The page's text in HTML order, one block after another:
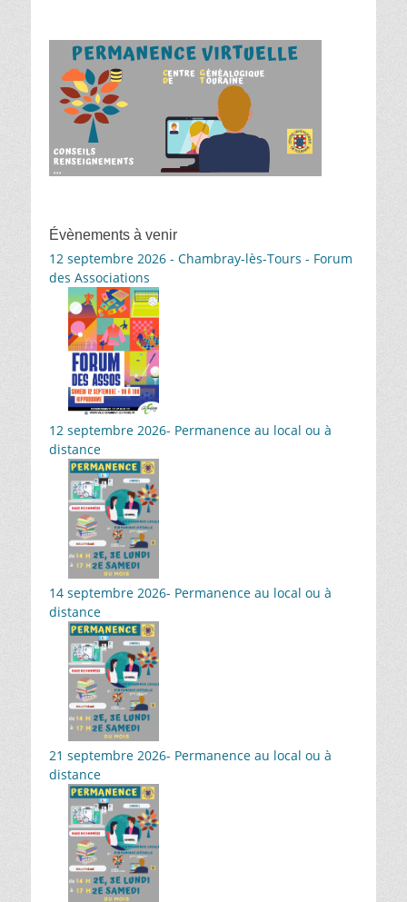
Évènements à venir
12 septembre 2026 - Chambray-lès-Tours - Forum
des Associations
12 septembre 2026- Permanence au local ou à
distance
14 septembre 2026- Permanence au local ou à
distance
21 septembre 2026- Permanence au local ou à
distance